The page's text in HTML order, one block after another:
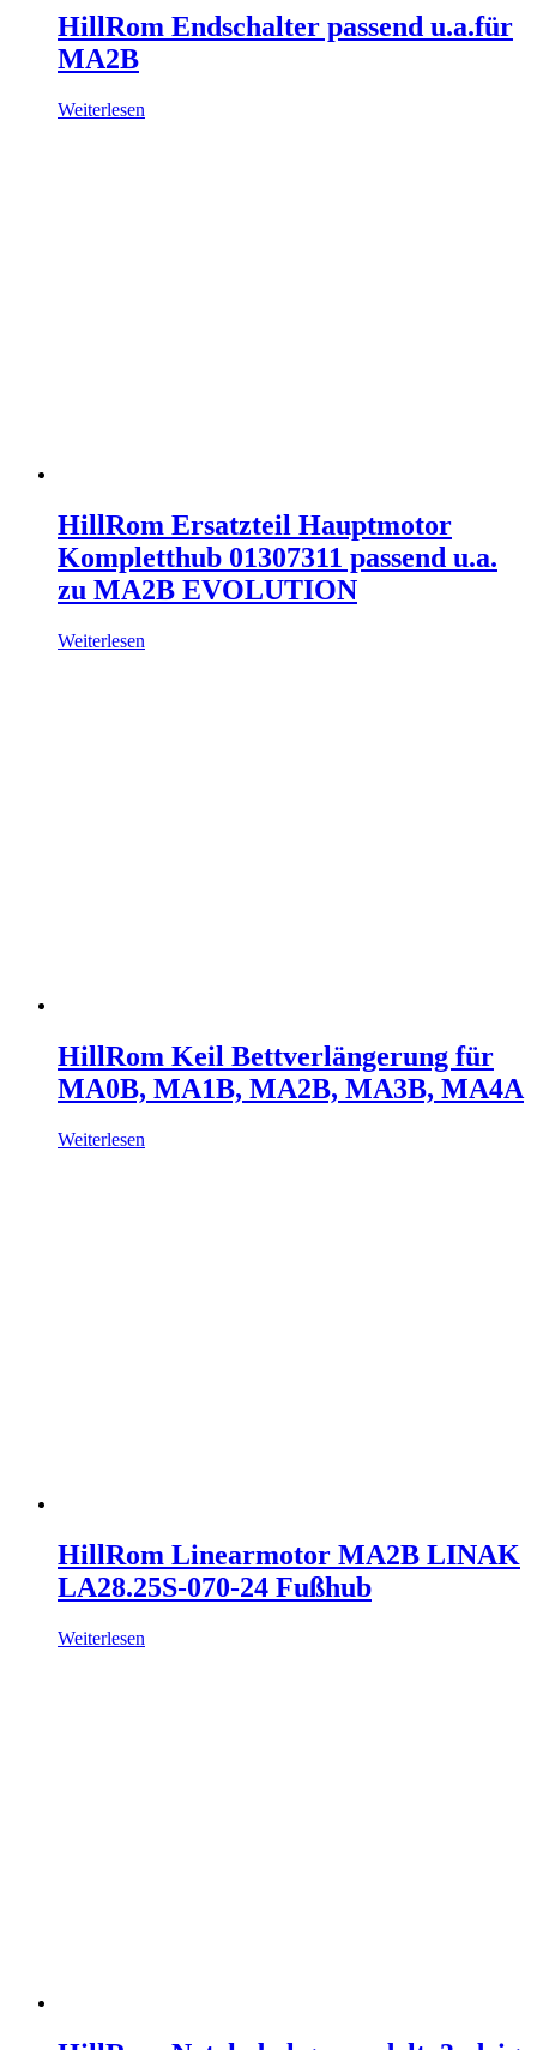
HillRom Endschalter passend u.a.für
MA2B
Weiterlesen
HillRom Ersatzteil Hauptmotor
Kompletthub 01307311 passend u.a.
zu MA2B EVOLUTION
Weiterlesen
HillRom Keil Bettverlängerung für
MA0B, MA1B, MA2B, MA3B, MA4A
Weiterlesen
HillRom Linearmotor MA2B LINAK
LA28.25S-070-24 Fußhub
Weiterlesen